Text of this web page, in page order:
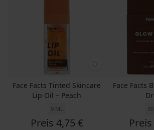
Face Facts Tinted Skincare
Lip Oil – Peach
9 ML
Preis 4,75 €
Face Facts
Preis